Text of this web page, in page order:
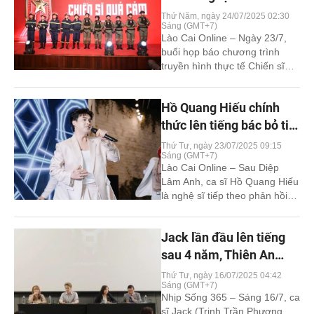
lượng lại tập trung vào chuyện
cá nhân thay [...]
thân thành chiến sĩ công
an trong ‘Chiến sĩ quả
cảm’
Thứ Năm, ngày 24/07/2025 02:30
Sáng (GMT+7)
Lào Cai Online – Ngày 23/7,
buổi họp báo chương trình
truyền hình thực tế Chiến sĩ
mặt nổi bật như Tiến Luật,
MONO, Lê Dương Bảo Lâm,
Ngô Kiến Huy, Phan Mạnh
Quỳnh… Chương trình gây
chú ý bởi lần đầu tiên đưa [...]
Hồ Quang Hiếu chính
thức lên tiếng bác bỏ tin
đồn bị bắt vì sử dụng ma
túy
Thứ Tư, ngày 23/07/2025 09:15
Sáng (GMT+7)
Lào Cai Online – Sau Diệp
Lâm Anh, ca sĩ Hồ Quang Hiếu
là nghệ sĩ tiếp theo phản hồi
hội liên quan đến chất cấm.
Trưa 23/7, ca sĩ Hồ Quang
trên trang cá nhân, [...]
Jack lần đầu lên tiếng
sau 4 năm, Thiên An
chọn im lặng giữa tâm
điểm dư luận
Thứ Tư, ngày 16/07/2025 04:42
Sáng (GMT+7)
Nhịp Sống 365 – Sáng 16/7, ca
sĩ Jack (Trịnh Trần Phương